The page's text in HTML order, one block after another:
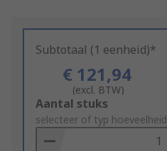
Subtotaal (1 eenheid)*
€ 121,94
(excl. BTW)
Add
to
Basket
Aantal stuks
selecteer of typ hoeveelheid